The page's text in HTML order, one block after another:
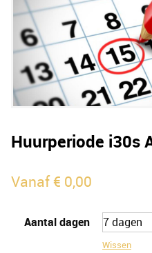
Huurperiode i30s
Vanaf€ 0,00
Aantal dagen
Wissen